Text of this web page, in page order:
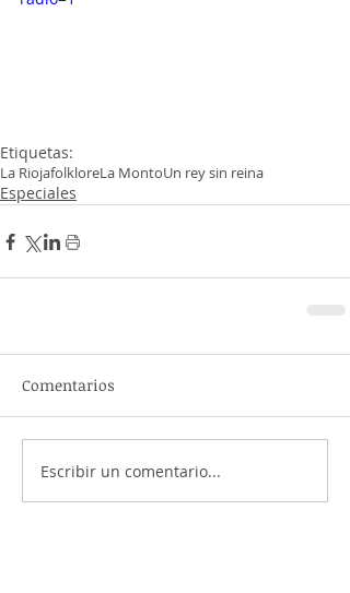
Etiquetas:
La RiojafolkloreLa MontoUn rey sin reina
Especiales
Comentarios
Escribir un comentario...